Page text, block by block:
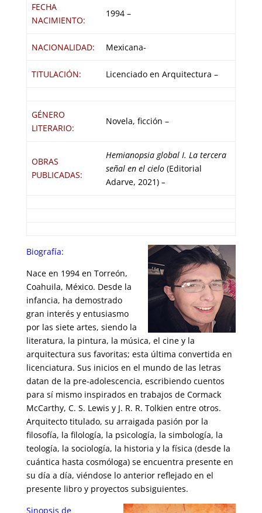
FECHA
NACIMIENTO:
1994 –
NACIONALIDAD: Mexicana-
TITULACIÓN: Licenciado en Arquitectura –
GÉNERO
LITERARIO:
Novela, ficción –
OBRAS
PUBLICADAS:
Hemianopsia global I. La tercera
señal en el cielo (Editorial
Adarve, 2021) –
Biografía:
Nace en 1994 en Torreón,
Coahuila, México. Desde la
infancia, ha demostrado
gran interés y entusiasmo
por las siete artes, siendo la
literatura, la pintura, la música, el cine y la
arquitectura sus favoritas; esta última convertida en
licenciatura. Sus inicios en el mundo de las letras
datan de la pre-adolescencia, escribiendo cuentos
para sí mismo inspirados en trabajos de Cormack
McCarthy, C. S. Lewis y J. R. R. Tolkien entre otros.
Arquitecto titulado, su arraigada pasión por la
filosofía, la filología, la psicología, la simbología, la
teología, la sociología, la historia y la física (desde la
cuántica hasta cosmóloga) se encuentra presente en
su día a día, viéndose lo anterior reflejado en el
presente libro y proyectos subsiguientes.
Sinopsis de